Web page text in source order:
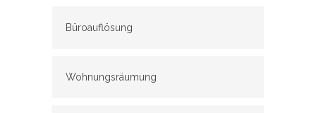
Büroauflösung
Wohnungsräumung